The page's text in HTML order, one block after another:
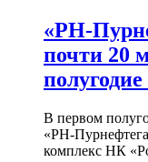
«РН-
почти 20
полугодие
В первом
«РН-
комплекс НК